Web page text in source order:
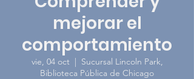
mejorar el
comportamiento
vie, 04 oct
  |
Sucursal Lincoln Park,
Biblioteca Pública de Chicago